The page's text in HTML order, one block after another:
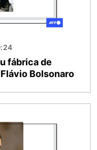
fábrica de
Bolsonaro